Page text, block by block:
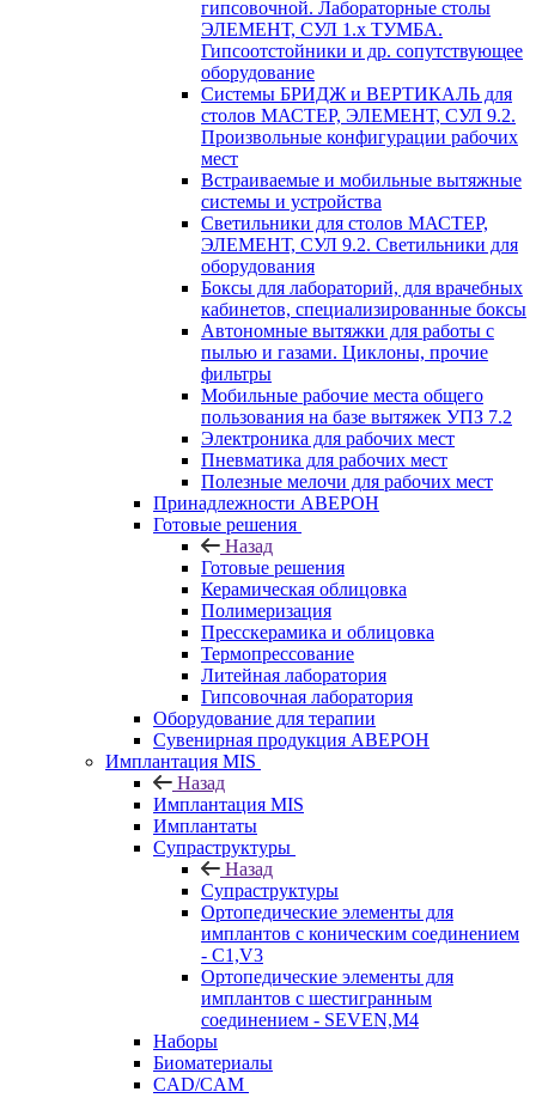
гипсовочной. Лабораторные столы
ЭЛЕМЕНТ, СУЛ 1.х ТУМБА.
Гипсоотстойники и др. сопутствующее
оборудование
Системы БРИДЖ и ВЕРТИКАЛЬ для
столов МАСТЕР, ЭЛЕМЕНТ, СУЛ 9.2.
Произвольные конфигурации рабочих
мест
Встраиваемые и мобильные вытяжные
системы и устройства
Светильники для столов МАСТЕР,
ЭЛЕМЕНТ, СУЛ 9.2. Светильники для
оборудования
Боксы для лабораторий, для врачебных
кабинетов, специализированные боксы
Автономные вытяжки для работы с
пылью и газами. Циклоны, прочие
фильтры
Мобильные рабочие места общего
пользования на базе вытяжек УПЗ 7.2
Электроника для рабочих мест
Пневматика для рабочих мест
Полезные мелочи для рабочих мест
Принадлежности АВЕРОН
Готовые решения
Назад
Готовые решения
Керамическая облицовка
Полимеризация
Пресскерамика и облицовка
Термопрессование
Литейная лаборатория
Гипсовочная лаборатория
Оборудование для терапии
Сувенирная продукция АВЕРОН
Имплантация MIS
Назад
Имплантация MIS
Имплантаты
Супраструктуры
Назад
Супраструктуры
Ортопедические элементы для
имплантов с коническим соединением
- C1,V3
Ортопедические элементы для
имплантов с шестигранным
соединением - SEVEN,M4
Наборы
Биоматериалы
CAD/CAM